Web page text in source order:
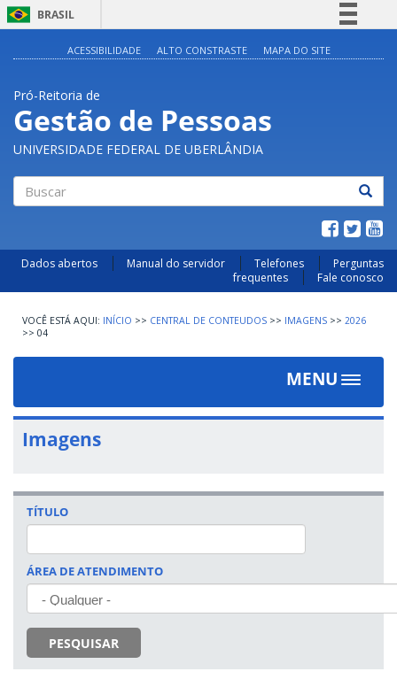
BRASIL
Acesso à informação
Legislação
Canais
ACESSIBILIDADE ALTO CONSTRASTE MAPA DO SITE
Pró-Reitoria de
Gestão de Pessoas
UNIVERSIDADE FEDERAL DE UBERLÂNDIA
Dados abertos Manual do servidor Telefones
Perguntas
frequentes
Fale conosco
INÍCIO >> CENTRAL DE CONTEUDOS >> IMAGENS >> 2026
>> 04
MENU
Toggle
Imagens
TÍTULO
ÁREA DE ATENDIMENTO
PESQUISAR